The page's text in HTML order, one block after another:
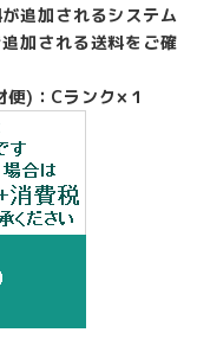
追加されるシステム
加される送料をご確
)：Cランク×１